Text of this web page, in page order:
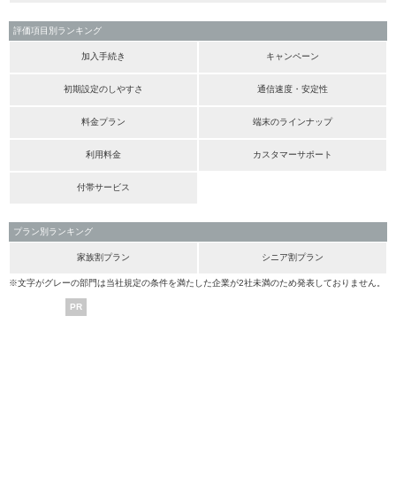
評価項目別ランキング
加入手続き キャンペーン
初期設定のしやすさ 通信速度・安定性
料金プラン 端末のラインナップ
利用料金 カスタマーサポート
付帯サービス
プラン別ランキング
家族割プラン シニア割プラン
※文字がグレーの部門は当社規定の条件を満たした企業が2社未満のため発表しておりません。
PR